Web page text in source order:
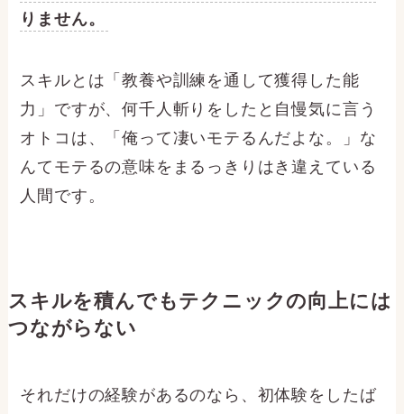
りません。
スキルとは「教養や訓練を通して獲得した能
力」ですが、何千人斬りをしたと自慢気に言う
オトコは、「俺って凄いモテるんだよな。」な
んてモテるの意味をまるっきりはき違えている
人間です。
スキルを積んでもテクニックの向上には
つながらない
それだけの経験があるのなら、初体験をしたば